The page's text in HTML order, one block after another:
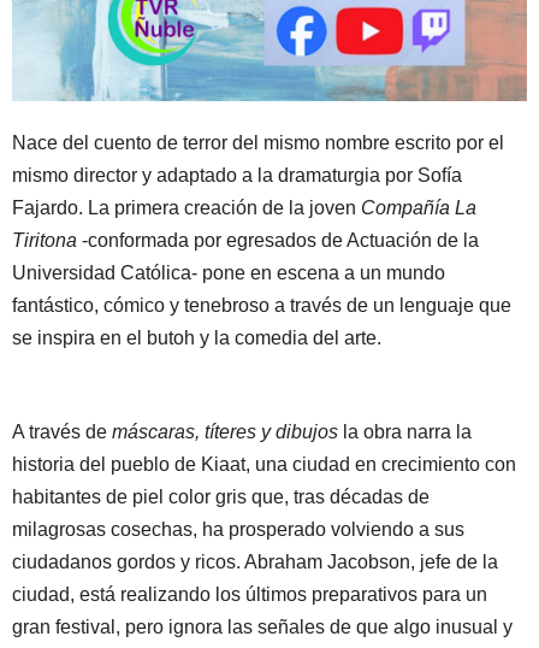
Nace del cuento de terror del mismo nombre escrito por el
mismo director y adaptado a la dramaturgia por Sofía
Fajardo. La primera creación de la joven Compañía La
Tiritona -conformada por egresados de Actuación de la
Universidad Católica- pone en escena a un mundo
fantástico, cómico y tenebroso a través de un lenguaje que
se inspira en el butoh y la comedia del arte.
A través de máscaras, títeres y dibujos la obra narra la
historia del pueblo de Kiaat, una ciudad en crecimiento con
habitantes de piel color gris que, tras décadas de
milagrosas cosechas, ha prosperado volviendo a sus
ciudadanos gordos y ricos. Abraham Jacobson, jefe de la
ciudad, está realizando los últimos preparativos para un
gran festival, pero ignora las señales de que algo inusual y